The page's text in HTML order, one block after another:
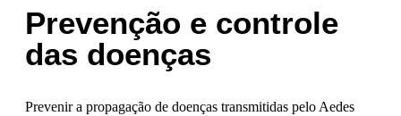
Prevenção e controle
das doenças
Prevenir a propagação de doenças transmitidas pelo Aedes